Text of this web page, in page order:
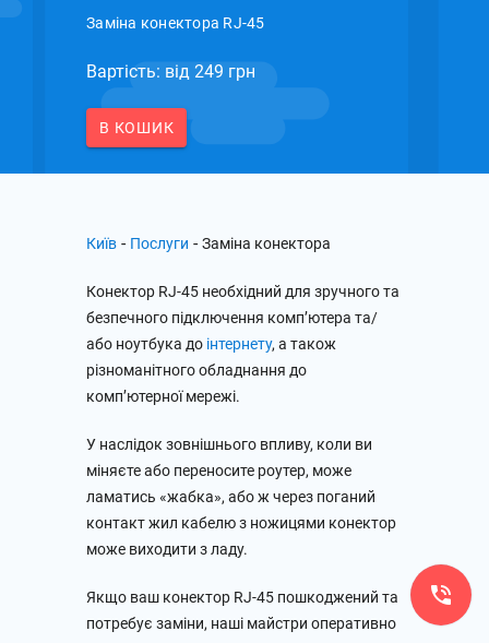
Заміна конектора RJ-45
В КОШИК
Вартість: вiд 249 грн
Київ - Послуги - Заміна конектора
Конектор RJ-45 необхідний для зручного та
безпечного підключення комп’ютера та/
або ноутбука до інтернету, а також
різноманітного обладнання до
комп’ютерної мережі.
У наслідок зовнішнього впливу, коли ви
міняєте або переносите роутер, може
ламатись «жабка», або ж через поганий
контакт жил кабелю з ножицями конектор
може виходити з ладу.
Якщо ваш конектор RJ-45 пошкоджений та
потребує заміни, наші майстри оперативно